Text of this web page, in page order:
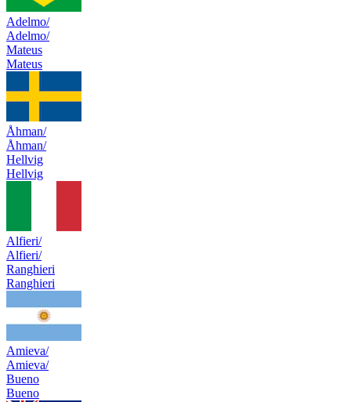
Adelmo/
Adelmo/
Mateus
Mateus
Åhman/
Åhman/
Hellvig
Hellvig
Alfieri/
Alfieri/
Ranghieri
Ranghieri
Amieva/
Amieva/
Bueno
Bueno